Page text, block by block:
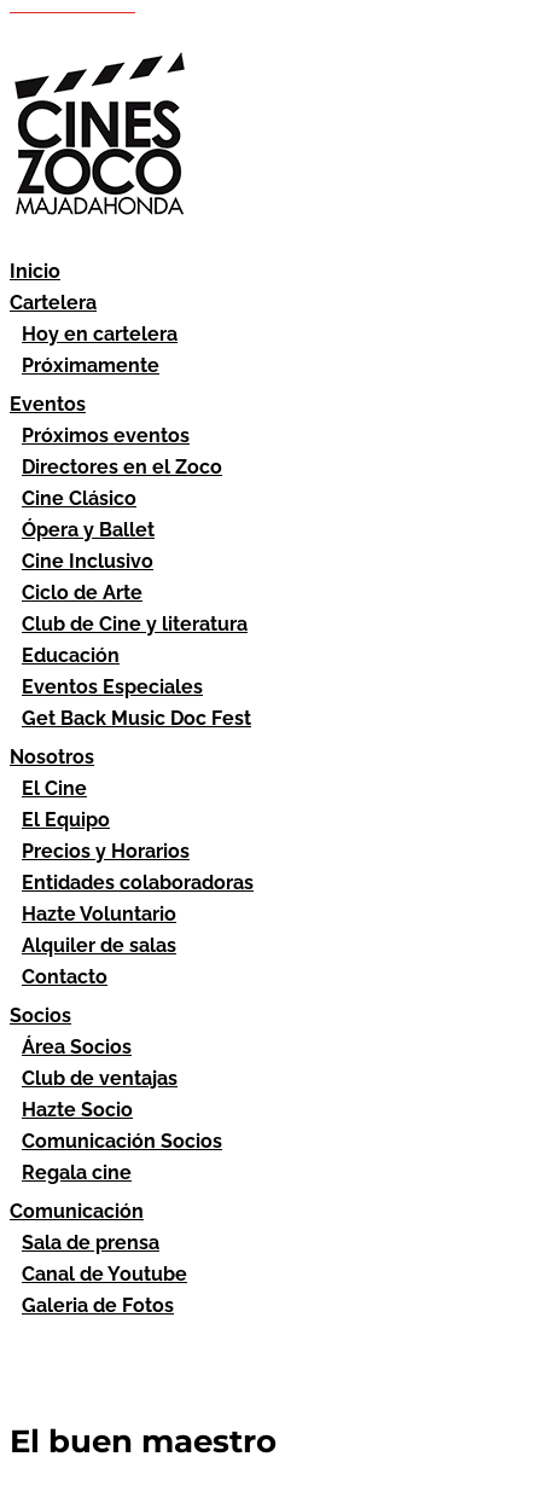
Inicio
Cartelera
Hoy en cartelera
Próximamente
Eventos
Próximos eventos
Directores en el Zoco
Cine Clásico
Ópera y Ballet
Cine Inclusivo
Ciclo de Arte
Club de Cine y literatura
Educación
Eventos Especiales
Get Back Music Doc Fest
Nosotros
El Cine
El Equipo
Precios y Horarios
Entidades colaboradoras
Hazte Voluntario
Alquiler de salas
Contacto
Socios
Área Socios
Club de ventajas
Hazte Socio
Comunicación Socios
Regala cine
Comunicación
Sala de prensa
Canal de Youtube
Galeria de Fotos
El buen maestro